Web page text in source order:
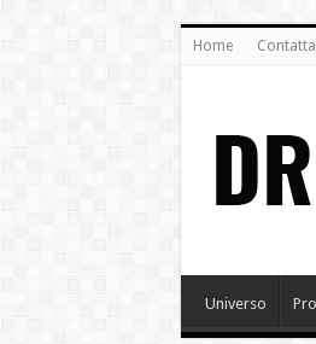
Home
Universo